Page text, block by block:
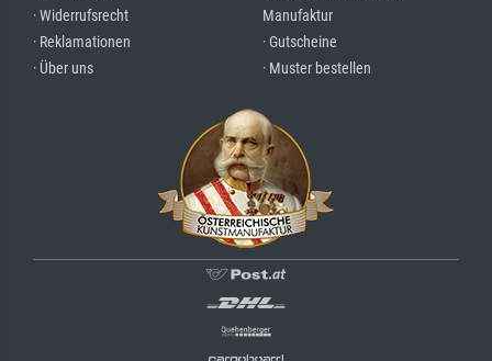
· Widerrufsrecht
· Reklamationen
· Über uns
Manufaktur
· Gutscheine
· Muster bestellen